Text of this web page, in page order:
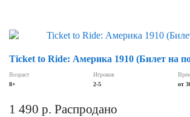
Ticket to Ride: Америка 1910 (Билет на
Возраст
8+
Игроков
2-5
от
1 490 р. Распродано